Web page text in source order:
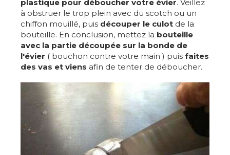
plastique pour déboucher votre évier. Veillez
à obstruer le trop plein avec du scotch ou un
chiffon mouillé, puis découper le culot de la
bouteille. En conclusion, mettez la bouteille
avec la partie découpée sur la bonde de
l'évier ( bouchon contre votre main ) puis faites
des vas et viens afin de tenter de déboucher.